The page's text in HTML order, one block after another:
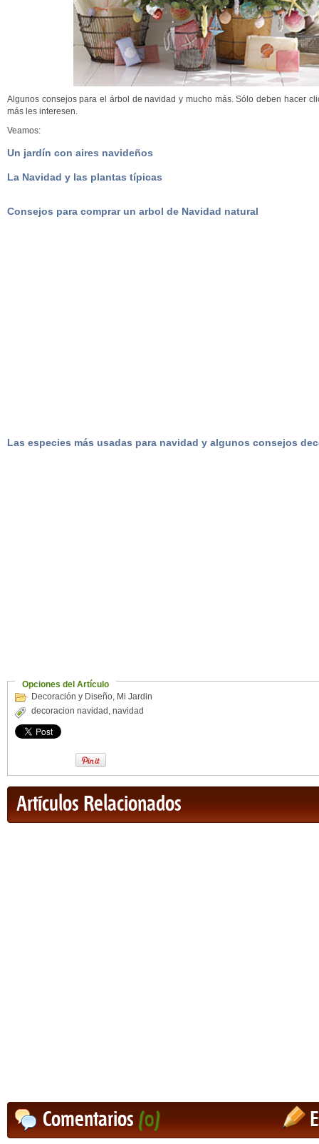
Algunos consejos para el árbol de navidad y mucho más. Sólo deben hacer
más les interesen.
Veamos:
Un jardín con aires navideños
La Navidad y las plantas típicas
Consejos para comprar un arbol de Navidad natural
Las especies más usadas para navidad y algunos consejos
Opciones del Artículo
Decoración y Diseño, Mi Jardin
decoracion navidad , navidad
Artículos Relacionados
Comentarios(0)